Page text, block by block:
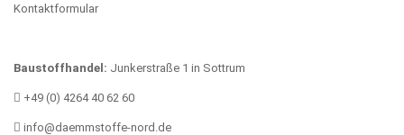
Kontaktformular
Baustoffhandel: Junkerstraße 1 in Sottrum
+49 (0) 4264 40 62 60
info@daemmstoffe-nord.de